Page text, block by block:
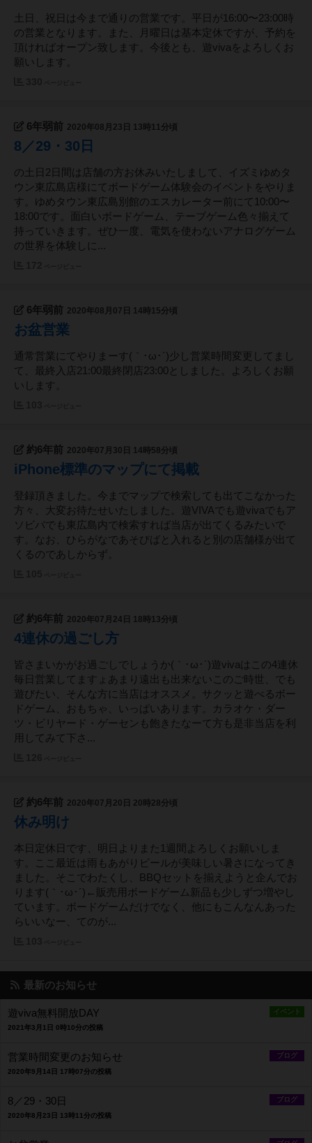
土日、祝日は今まで通りの営業です。平日が16:00〜23:00時
の営業となります。また、月曜日は基本定休ですが、予約を
頂ければオープン致します。今後とも、遊vivaをよろしくお
願いします。
6年弱前 2020年08月23日 13時11分頃
8／29・30日
の土日2日間は店舗の方お休みいたしまして、イズミゆめタ
ウン東広島店様にてボードゲーム体験会のイベントをやりま
す。ゆめタウン東広島別館のエスカレーター前にて10:00〜
18:00です。面白いボードゲーム、テーブゲーム色々揃えて
持っていきます。ぜひ一度、電気を使わないアナログゲーム
の世界を体験しに...
6年弱前 2020年08月07日 14時15分頃
お盆営業
通常営業にてやりまーす(｀･ω･´)少し営業時間変更してまし
て、最終入店21:00最終閉店23:00としました。よろしくお願
いします。
約6年前 2020年07月30日 14時58分頃
iPhone標準のマップにて掲載
登録頂きました。今までマップで検索しても出てこなかった
方々、大変お待たせいたしました。遊VIVAでも遊vivaでもア
ソビバでも東広島内で検索すれば当店が出てくるみたいで
す。なお、ひらがなであそびばと入れると別の店舗様が出て
くるのであしからず。
約6年前 2020年07月24日 18時13分頃
4連休の過ごし方
皆さまいかがお過ごしでしょうか(｀･ω･´)遊vivaはこの4連休
毎日営業してますょあまり遠出も出来ないこのご時世、でも
遊びたい、そんな方に当店はオススメ。サクッと遊べるボー
ドゲーム、おもちゃ、いっぱいあります。カラオケ・ダー
ツ・ビリヤード・ゲーセンも飽きたなーて方も是非当店を利
用してみて下さ...
約6年前 2020年07月20日 20時28分頃
休み明け
本日定休日です、明日よりまた1週間よろしくお願いしま
す。ここ最近は雨もあがりビールが美味しい暑さになってき
ました。そこでわたくし、BBQセットを揃えようと企んでお
ります(｀･ω･´)←販売用ボードゲーム新品も少しずつ増やし
ています。ボードゲームだけでなく、他にもこんなんあった
らいいなー、てのが...
最新のお知らせ
イベント
遊viva無料開放DAY
2021年3月1日 0時10分の投稿
ブログ
営業時間変更のお知らせ
2020年9月14日 17時07分の投稿
ブログ
8／29・30日
2020年8月23日 13時11分の投稿